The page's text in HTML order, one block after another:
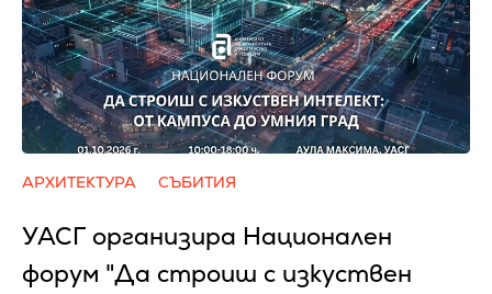
АРХИТЕКТУРА СЪБИТИЯ
УАСГ организира Национален
форум "Да строиш с изкуствен